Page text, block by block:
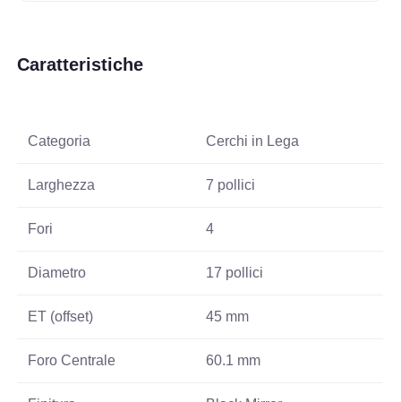
Caratteristiche
Categoria Cerchi in Lega
Larghezza 7 pollici
Fori 4
Diametro 17 pollici
ET (offset) 45 mm
Foro Centrale 60.1 mm